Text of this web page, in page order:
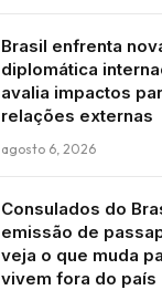
Brasil enfrenta
diplomática
avalia impactos
relações externas
agosto 6, 2026
Consulados do
emissão de
veja o que muda
vivem fora do país